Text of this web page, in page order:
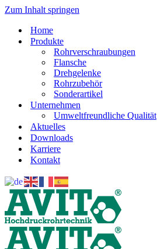
Zum Inhalt springen
Home
Produkte
Rohrverschraubungen
Flansche
Drehgelenke
Rohrzubehör
Sonderartikel
Unternehmen
Umweltfreundliche Qualität
Aktuelles
Downloads
Karriere
Kontakt